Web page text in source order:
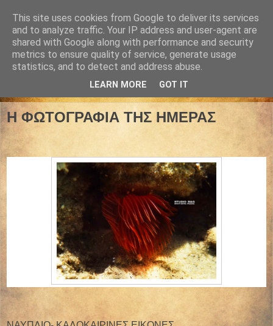
Η ΦΩΤΟΓΡΑΦΙΑ ΤΗΣ ΗΜΕΡΑΣ
This site uses cookies from Google to deliver its services
and to analyze traffic. Your IP address and user-agent are
shared with Google along with performance and security
metrics to ensure quality of service, generate usage
statistics, and to detect and address abuse.
LEARN MORE GOT IT